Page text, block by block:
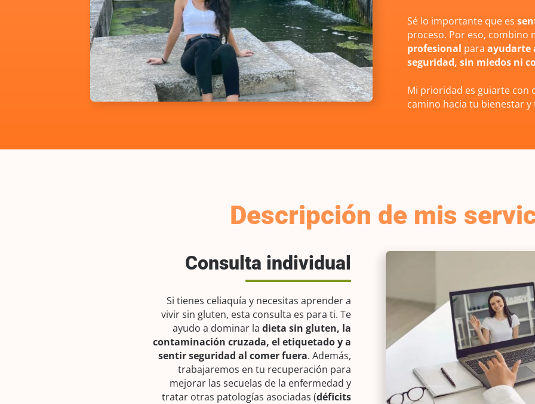
Sé lo importante que es
proceso. Por eso, combino
profesional para ayudarte
seguridad, sin miedos ni
Mi prioridad es guiarte con
camino hacia tu bienestar y
Descripción de mis
Consulta individual
Si tienes celiaquía y necesitas aprender a
vivir sin gluten, esta consulta es para ti. Te
ayudo a dominar la dieta sin gluten, la
contaminación cruzada, el etiquetado y a
sentir seguridad al comer fuera. Además,
trabajaremos en tu recuperación para
mejorar las secuelas de la enfermedad y
tratar otras patologías asociadas (déficits